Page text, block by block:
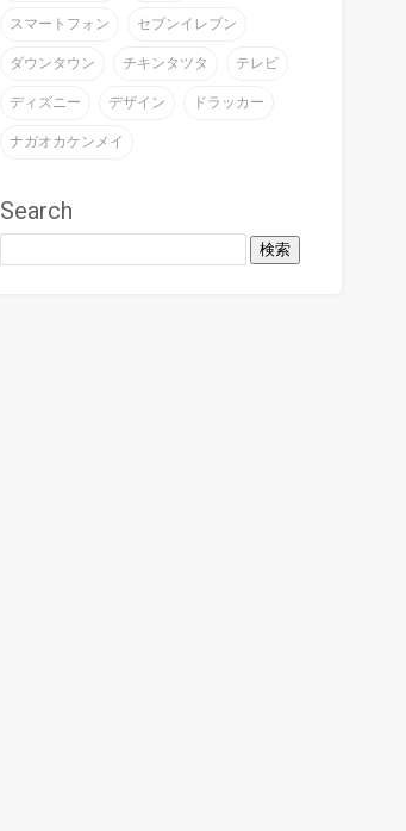
スマートフォン セブンイレブン
ダウンタウン チキンタツタ テレビ
ディズニー デザイン ドラッカー
ナガオカケンメイ
Search